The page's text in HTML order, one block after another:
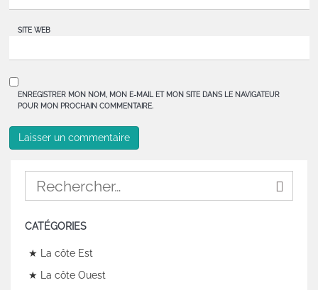
SITE WEB
ENREGISTRER MON NOM, MON E-MAIL ET MON SITE DANS LE NAVIGATEUR
POUR MON PROCHAIN COMMENTAIRE.
CATÉGORIES
★ La côte Est
★ La côte Ouest